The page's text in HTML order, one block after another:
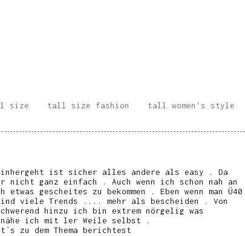
size tall size fashion tall women's style
ist sicher alles andere als easy . Da
nicht ganz einfach . Auch wenn ich schon nah an
gescheites zu bekommen . Eben wenn man Ü40
viele Trends .... mehr als bescheiden . Von
hinzu ich bin extrem nörgelig was
nähe ich mit ler Weile selbst .
zu dem Thema berichtest